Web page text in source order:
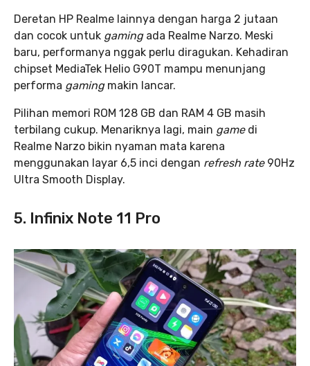
Deretan HP Realme lainnya dengan harga 2 jutaan
dan cocok untuk gaming ada Realme Narzo. Meski
baru, performanya nggak perlu diragukan. Kehadiran
chipset MediaTek Helio G90T mampu menunjang
performa gaming makin lancar.
Pilihan memori ROM 128 GB dan RAM 4 GB masih
terbilang cukup. Menariknya lagi, main game di
Realme Narzo bikin nyaman mata karena
menggunakan layar 6,5 inci dengan refresh rate 90Hz
Ultra Smooth Display.
5. Infinix Note 11 Pro